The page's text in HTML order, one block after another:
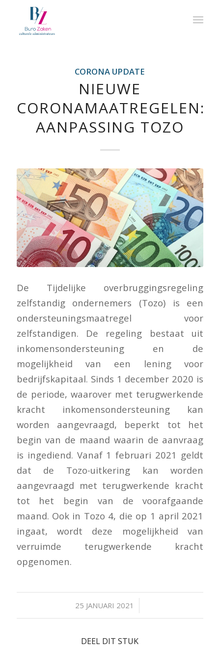
CORONA UPDATE
NIEUWE
CORONAMAATREGELEN:
AANPASSING TOZO
De Tijdelijke overbruggingsregeling
zelfstandig ondernemers
(Tozo) is een
ondersteuningsmaatregel voor
zelfstandigen. De regeling bestaat uit
inkomensondersteuning en de
mogelijkheid van een lening voor
bedrijfskapitaal. Sinds 1 december 2020 is
de periode, waarover met terugwerkende
kracht inkomensondersteuning kan
worden aangevraagd, beperkt tot het
begin van de maand waarin de aanvraag
is ingediend. Vanaf 1 februari 2021 geldt
dat de Tozo-uitkering kan worden
aangevraagd met terugwerkende kracht
tot het begin van de voorafgaande
maand. Ook in Tozo 4, die op 1 april 2021
ingaat, wordt deze mogelijkheid van
verruimde terugwerkende kracht
opgenomen.
25 JANUARI 2021
/
DEEL DIT STUK